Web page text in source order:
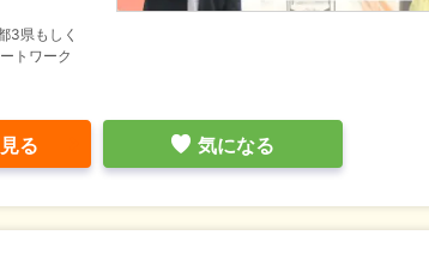
3県もしく
トワーク
る 気になる